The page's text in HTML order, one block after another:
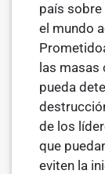
país sobre
el mundo
las
pueda
de los
que
eviten la